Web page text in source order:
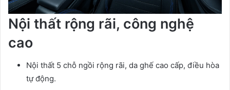
Nội thất rộng rãi, công nghệ
cao
Nội thất 5 chỗ ngồi rộng rãi, da ghế cao cấp, điều hòa
tự động.